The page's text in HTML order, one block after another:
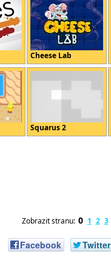
Cheese Lab
Squarus 2
Zobrazit stranu: 0 1 2 3
Facebook Twitter